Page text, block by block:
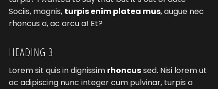
Sociis, magnis, turpis enim platea mus, augue nec
rhoncus a, ac arcu a! Et?
HEADING 3
Lorem sit quis in dignissim rhoncussed. Nisi lorem ut
ac adipiscing nunc integer cum pulvinar, turpis a